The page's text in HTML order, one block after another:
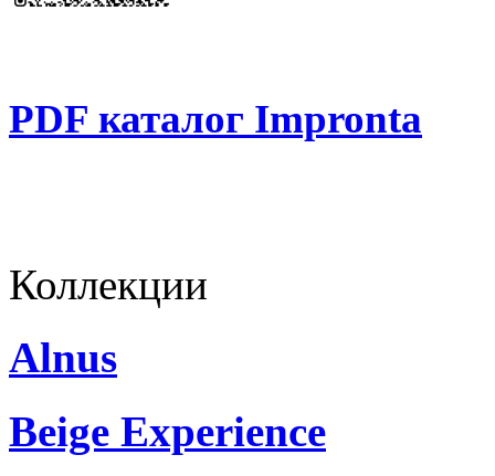
PDF каталог Impronta
Коллекции
Alnus
Beige Experience